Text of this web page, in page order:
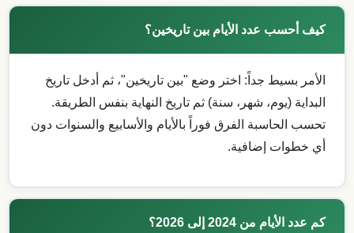
كيف أحسب عدد الأيام بين تاريخين؟
الأمر بسيط جداً: اختر وضع "بين تاريخين"، ثم أدخل تاريخ
البداية (يوم، شهر، سنة) ثم تاريخ النهاية بنفس الطريقة.
تحسب الحاسبة الفرق فوراً بالأيام والأسابيع والسنوات دون
أي خطوات إضافية.
كم عدد الأيام من 2024 إلى 2026؟